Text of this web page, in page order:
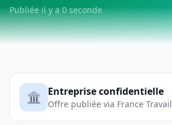
Publiée il y a 0 seconde
🏛️ Entreprise confidentielle
Offre publiée via France Travail